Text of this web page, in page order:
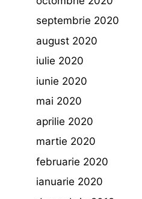
septembrie 2020
august 2020
iulie 2020
iunie 2020
mai 2020
aprilie 2020
martie 2020
februarie 2020
ianuarie 2020